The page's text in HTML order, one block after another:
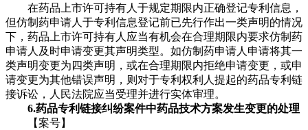
在药品上市许可持有人于规定期限内正确登记专利信息，
但仿制药申请人于专利信息登记前已先行作出一类声明的情况
下，药品上市许可持有人应当有机会在合理期限内要求仿制药
申请人及时申请变更其声明类型。如仿制药申请人申请将其一
类声明变更为四类声明，或在合理期限内拒绝申请变更，或申
请变更为其他错误声明，则对于专利权利人提起的药品专利链
接诉讼，人民法院应当受理并进行实体审理。
6.药品专利链接纠纷案件中药品技术方案发生变更的处理
【案号】